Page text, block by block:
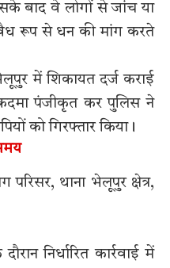
बाद वे लोगों से जांच या
रूप से धन की मांग करते
में शिकायत दर्ज कराई
पंजीकृत कर पुलिस ने
को गिरफ्तार किया।
थाना भेलूपुर क्षेत्र,
निर्धारित कार्रवाई में